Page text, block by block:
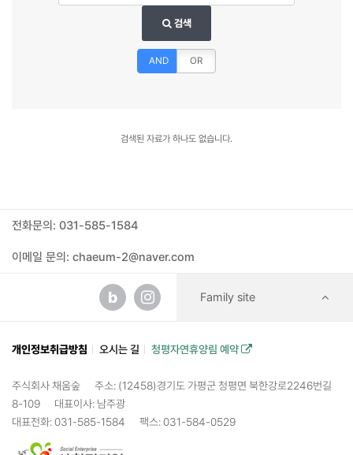
검색
AND OR
검색된 자료가 하나도 없습니다.
전화문의: 031-585-1584
이메일 문의: chaeum-2@naver.com
b Family site
개인정보취급방침 오시는 길 청평자연휴양림 예약
주식회사 채움숲
주소: (12458)경기도 가평군 청평면 북한강로2246번길
8-109
대표이사: 남주광
대표전화: 031-585-1584
팩스: 031-584-0529